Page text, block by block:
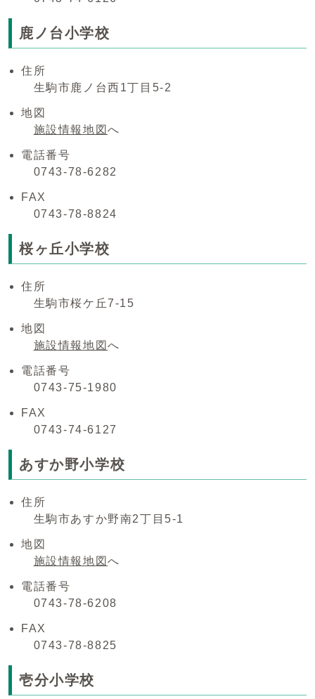
鹿ノ台小学校
住所
生駒市鹿ノ台西1丁目5-2
地図
施設情報地図へ
電話番号
0743-78-6282
FAX
0743-78-8824
桜ヶ丘小学校
住所
生駒市桜ケ丘7-15
地図
施設情報地図へ
電話番号
0743-75-1980
FAX
0743-74-6127
あすか野小学校
住所
生駒市あすか野南2丁目5-1
地図
施設情報地図へ
電話番号
0743-78-6208
FAX
0743-78-8825
壱分小学校